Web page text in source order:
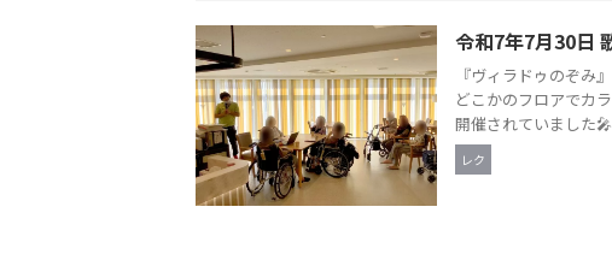
令和7年7月30日
『ヴィラドゥのぞみ
どこかのフロアでカ
開催されていました
レク